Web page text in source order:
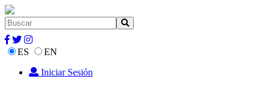
ES
EN
Iniciar Sesión